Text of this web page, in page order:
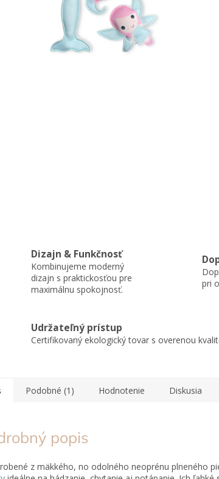
Dizajn & Funkčnosť
Kombinujeme moderný
dizajn s praktickosťou pre
maximálnu spokojnosť.
pri
Udržateľný prístup
Certifikovaný ekologický tovar s overenou
Podobné (1) Hodnotenie Diskusia
popis
z mäkkého, no odolného neoprénu plneného